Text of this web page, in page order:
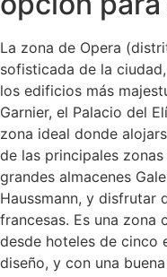
La zona de Opera
sofisticada de la
los edificios más
Garnier, el Palacio del
zona ideal donde
de las principales
grandes almacenes
Haussmann, y disfrutar
francesas. Es una zona
desde hoteles de cinco
diseño, y con una